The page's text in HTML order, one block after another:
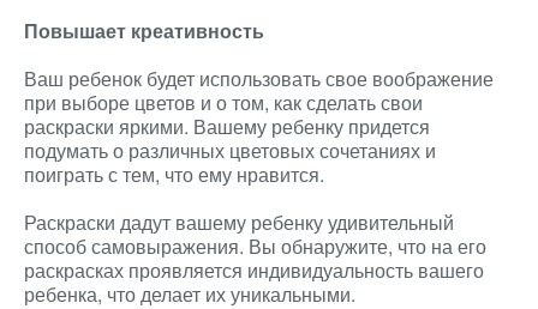
Повышает креативность
Ваш ребенок будет использовать свое воображение
при выборе цветов и о том, как сделать свои
раскраски яркими. Вашему ребенку придется
подумать о различных цветовых сочетаниях и
поиграть с тем, что ему нравится.
Раскраски дадут вашему ребенку удивительный
способ самовыражения. Вы обнаружите, что на его
раскрасках проявляется индивидуальность вашего
ребенка, что делает их уникальными.